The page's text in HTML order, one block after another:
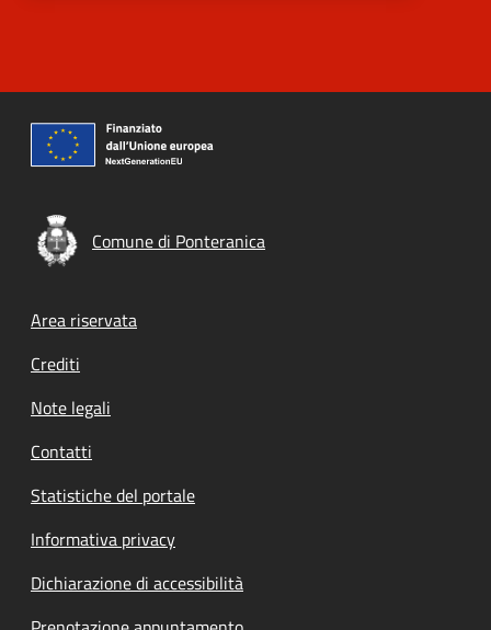
Comune di Ponteranica
Footer menu
Area riservata
Crediti
Note legali
Contatti
Statistiche del portale
Informativa privacy
Dichiarazione di accessibilità